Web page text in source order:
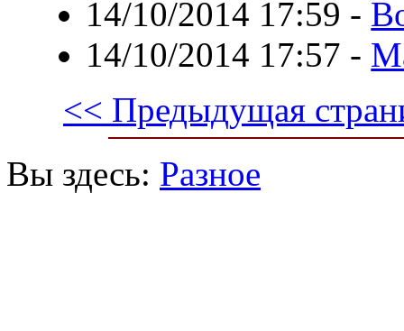
14/10/2014 17:59 -
14/10/2014 17:57 -
<< Предыдущая
Вы здесь: Разное